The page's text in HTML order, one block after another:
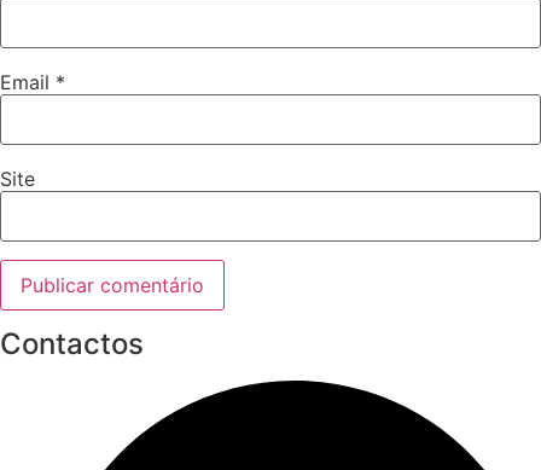
Email *
Site
Contactos